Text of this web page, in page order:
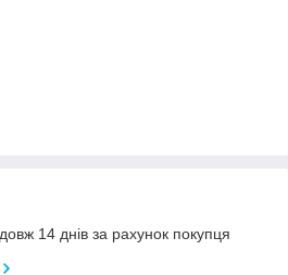
14 днів за рахунок покупця